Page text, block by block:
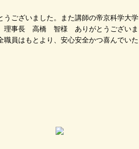
ございました。また講師の帝京科学大学
理事長 高橋 智様 ありがとうございま
員はもとより、安心安全かつ喜んでいた